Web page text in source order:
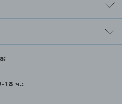
18 ч.: